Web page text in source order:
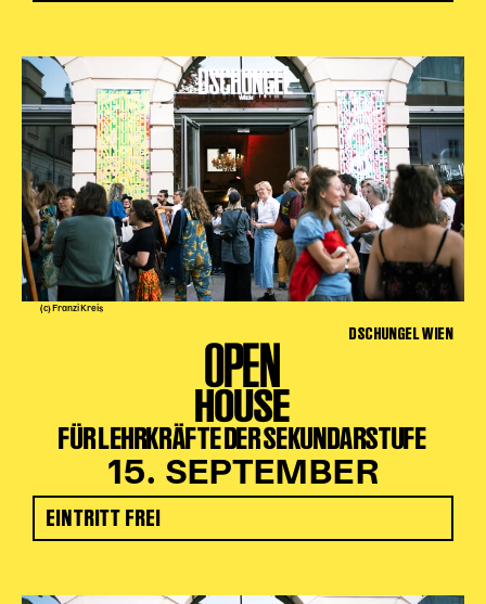
(c) Franzi Kreis
DSCHUNGEL WIEN
OPEN
HOUSE
FÜR LEHRKRÄFTE DER SEKUNDARSTUFE
15. SEPTEMBER
EINTRITT FREI